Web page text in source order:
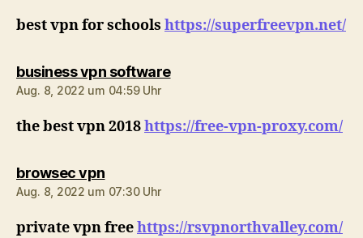
best vpn for schools https://superfreevpn.net/
business vpn softwaresagt:
Aug. 8, 2022 um 04:59 Uhr
the best vpn 2018https://free-vpn-proxy.com/
browsec vpnsagt:
Aug. 8, 2022 um 07:30 Uhr
private vpn freehttps://rsvpnorthvalley.com/